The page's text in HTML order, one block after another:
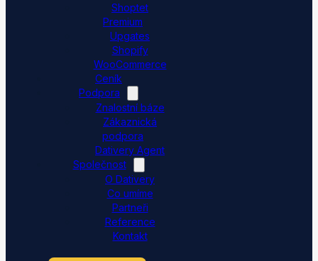
Shoptet
Premium
Upgates
Shopify
WooCommerce
Ceník
Podpora
Znalostní báze
Zákaznická
podpora
Dativery Agent
Společnost
O Dativery
Co umíme
Partneři
Reference
Kontakt